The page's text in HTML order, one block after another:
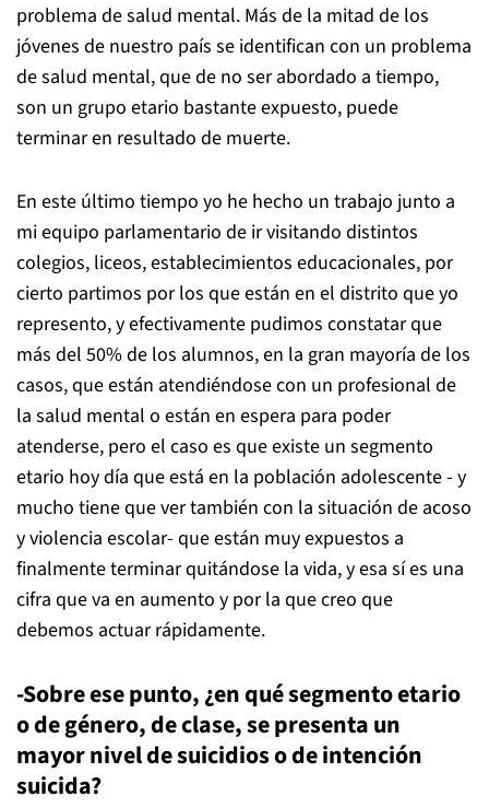
problema de salud mental. Más de la mitad de los
jóvenes de nuestro país se identifican con un problema
de salud mental, que de no ser abordado a tiempo,
son un grupo etario bastante expuesto, puede
terminar en resultado de muerte.
En este último tiempo yo he hecho un trabajo junto a
mi equipo parlamentario de ir visitando distintos
colegios, liceos, establecimientos educacionales, por
cierto partimos por los que están en el distrito que yo
represento, y efectivamente pudimos constatar que
más del 50% de los alumnos, en la gran mayoría de los
casos, que están atendiéndose con un profesional de
la salud mental o están en espera para poder
atenderse, pero el caso es que existe un segmento
etario hoy día que está en la población adolescente - y
mucho tiene que ver también con la situación de acoso
y violencia escolar- que están muy expuestos a
finalmente terminar quitándose la vida, y esa sí es una
cifra que va en aumento y por la que creo que
debemos actuar rápidamente.
-Sobre ese punto, ¿en qué segmento etario
o de género, de clase, se presenta un
mayor nivel de suicidios o de intención
suicida?